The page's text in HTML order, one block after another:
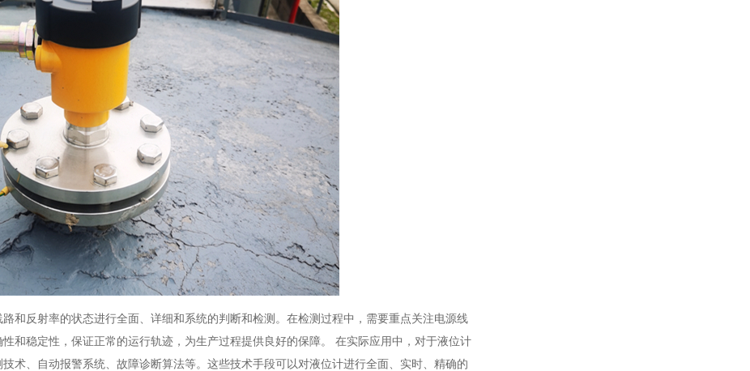
和反射率的状态进行全面、详细和系统的判断和检测。在检测过程中，需要重点关注电源线
和稳定性，保证正常的运行轨迹，为生产过程提供良好的保障。 在实际应用中，对于液位计
术、自动报警系统、故障诊断算法等。这些技术手段可以对液位计进行全面、实时、精确的